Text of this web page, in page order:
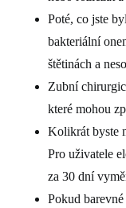
Poté, co jste
bakteriální
štětinách a
Zubní
které mohou
Kolikrát byste
Pro uživatele
za 30 dní
Pokud